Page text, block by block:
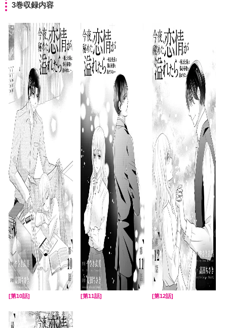
3巻収録内容
[第10話] [第11話] [第12話]